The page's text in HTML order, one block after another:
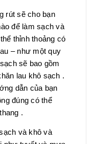
rút sẽ cho bạn
để làm sạch và
thỉnh thoảng có
– như một quy
sẽ bao gồm
lau khô sạch .
dẫn của bạn
đúng có thể
.
và khô và